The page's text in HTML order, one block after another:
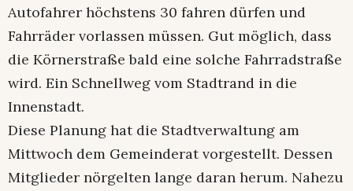
Autofahrer höchstens 30 fahren dürfen und
Fahrräder vorlassen müssen. Gut möglich, dass
die Körnerstraße bald eine solche Fahrradstraße
wird. Ein Schnellweg vom Stadtrand in die
Innenstadt.
Diese Planung hat die Stadtverwaltung am
Mittwoch dem Gemeinderat vorgestellt. Dessen
Mitglieder nörgelten lange daran herum. Nahezu